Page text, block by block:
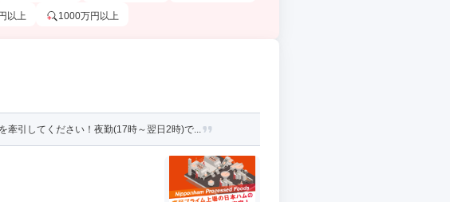
以上 1000万円以上
牽引してください！夜勤(17時～翌日2時)で...